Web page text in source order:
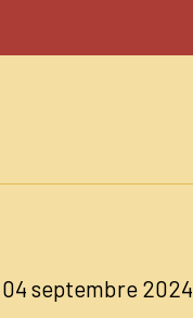
septembre 2024.